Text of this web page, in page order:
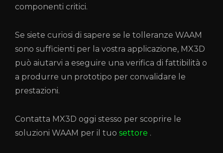
componenti critici.
Se siete curiosi di sapere se le tolleranze WAAM
sono sufficienti per la vostra applicazione, MX3D
può aiutarvi a eseguire una verifica di fattibilità o
a produrre un prototipo per convalidare le
prestazioni.
Contatta MX3D oggi stesso per scoprire le
soluzioni WAAM per il tuo settore .